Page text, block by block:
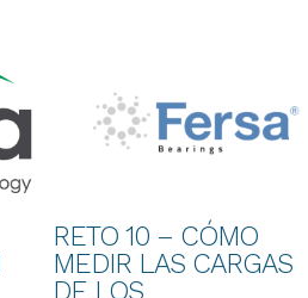
RETO 10 – CÓMO
MEDIR LAS CARGAS
DE LOS